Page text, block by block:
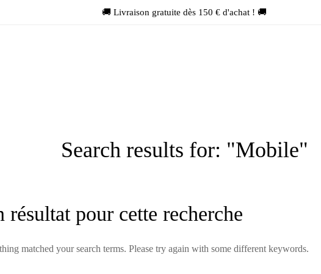
🚚 Livraison gratuite dès 150 € d'achat ! 🚚
Search results for: "Mobile"
résultat pour cette recherche
matched your search terms. Please try again with some different keywords.